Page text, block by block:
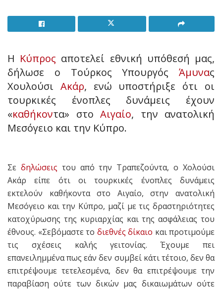
Η Κύπρος αποτελεί εθνική υπόθεσή μας,
δήλωσε ο Τούρκος Υπουργός Άμυνας
Χουλούσι Ακάρ, ενώ υποστήριξε ότι οι
τουρκικές ένοπλες δυνάμεις έχουν
«καθήκοντα» στο Αιγαίο, την ανατολική
Μεσόγειο και την Κύπρο.
Σε δηλώσεις του από την Τραπεζούντα, ο Χολούσι
Ακάρ είπε ότι οι τουρκικές ένοπλες δυνάμεις
εκτελούν καθήκοντα στο Αιγαίο, στην ανατολική
Μεσόγειο και την Κύπρο, μαζί με τις δραστηριότητες
κατοχύρωσης της κυριαρχίας και της ασφάλειας του
έθνους. «Σεβόμαστε το διεθνές δίκαιο και προτιμούμε
τις σχέσεις καλής γειτονίας. Έχουμε πει
επανειλημμένα πως εάν δεν συμβεί κάτι τέτοιο, δεν θα
επιτρέψουμε τετελεσμένα, δεν θα επιτρέψουμε την
παραβίαση ούτε των δικών μας δικαιωμάτων ούτε